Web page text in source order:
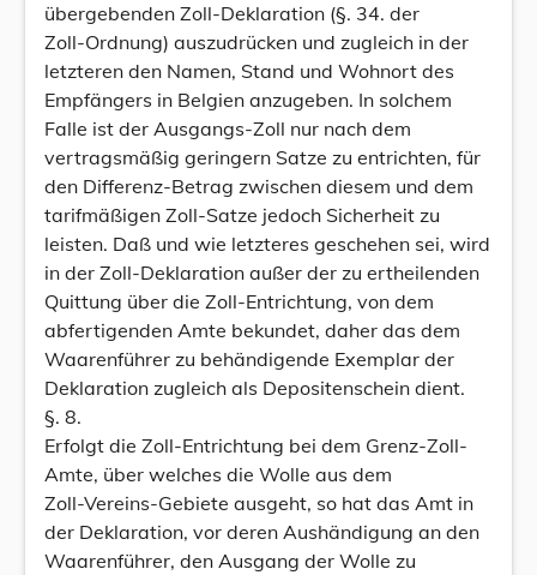
übergebenden Zoll-Deklaration (§. 34. der
Zoll-Ordnung) auszudrücken und zugleich in der
letzteren den Namen, Stand und Wohnort des
Empfängers in Belgien anzugeben. In solchem
Falle ist der Ausgangs-Zoll nur nach dem
vertragsmäßig geringern Satze zu entrichten, für
den Differenz-Betrag zwischen diesem und dem
tarifmäßigen Zoll-Satze jedoch Sicherheit zu
leisten. Daß und wie letzteres geschehen sei, wird
in der Zoll-Deklaration außer der zu ertheilenden
Quittung über die Zoll-Entrichtung, von dem
abfertigenden Amte bekundet, daher das dem
Waarenführer zu behändigende Exemplar der
Deklaration zugleich als Depositenschein dient.
§. 8.
Erfolgt die Zoll-Entrichtung bei dem Grenz-Zoll-
Amte, über welches die Wolle aus dem
Zoll-Vereins-Gebiete ausgeht, so hat das Amt in
der Deklaration, vor deren Aushändigung an den
Waarenführer, den Ausgang der Wolle zu